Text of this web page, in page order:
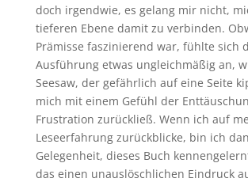
doch irgendwie, es gelang mir nicht,
tieferen Ebene damit zu verbinden.
Prämisse faszinierend war, fühlte sich
Ausführung etwas ungleichmäßig an,
Seesaw, der gefährlich auf eine Seite
mich mit einem Gefühl der
Frustration zurückließ. Wenn ich auf
Leseerfahrung zurückblicke, bin ich
Gelegenheit, dieses Buch
das einen unauslöschlichen Eindruck